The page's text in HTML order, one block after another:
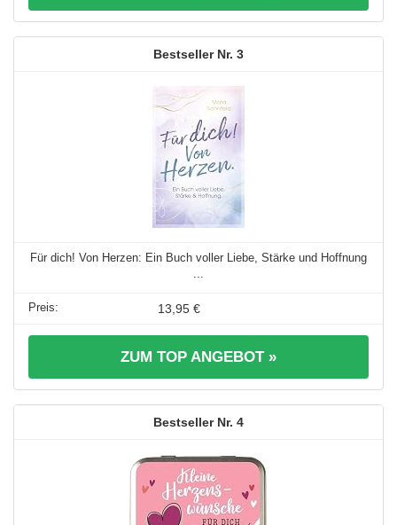
3
Für dich! Von Herzen: Ein Buch voller Liebe, Stärke und Hoffnung
13,95 €
ZUM TOP ANGEBOT »
4